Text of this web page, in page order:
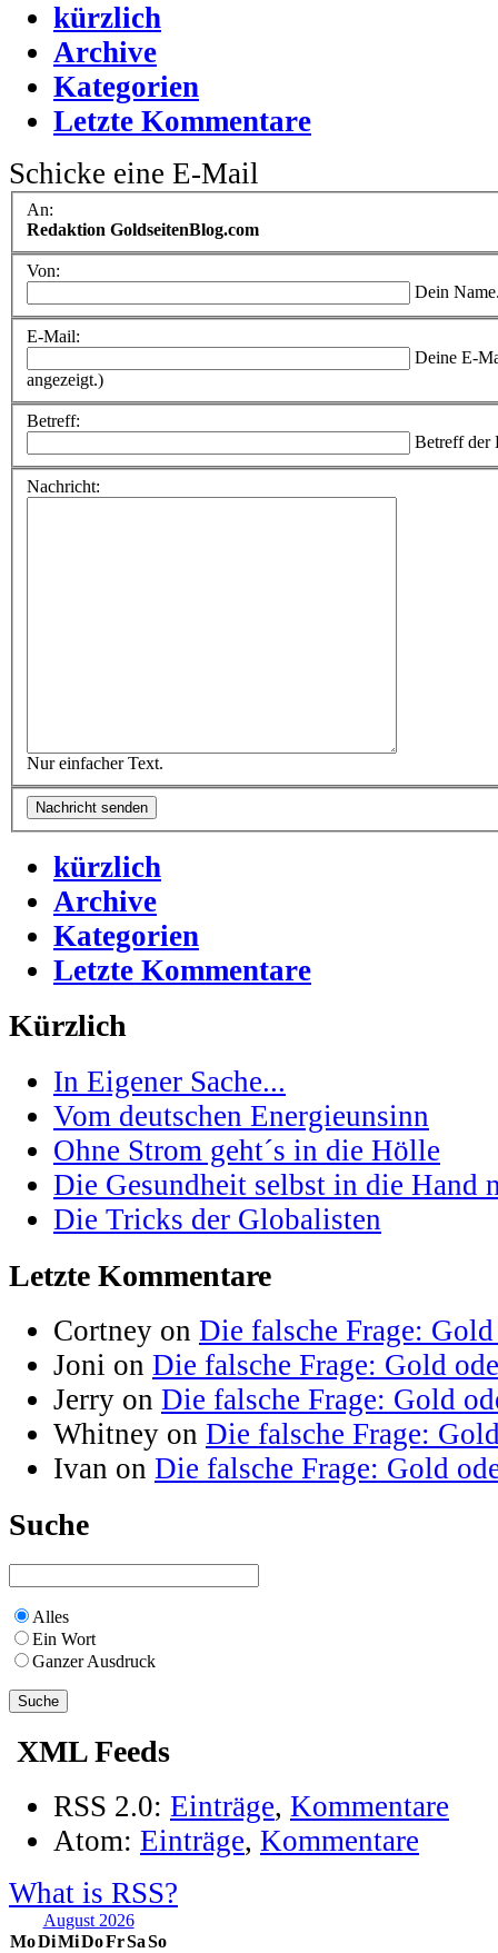
kürzlich
Archive
Kategorien
Letzte Kommentare
Schicke eine E-Mail
An:
Redaktion GoldseitenBlog.com
Von:
Dein
E-Mail:
Deine E-
angezeigt.)
Betreff:
Betreff der
Nachricht:
Nur einfacher Text.
kürzlich
Archive
Kategorien
Letzte Kommentare
Kürzlich
In Eigener Sache...
Vom deutschen Energieunsinn
Ohne Strom geht´s in die Hölle
Die Gesundheit selbst in die Hand
Die Tricks der Globalisten
Letzte Kommentare
Cortney on Die falsche Frage:
Joni on Die falsche Frage: Gold
Jerry on Die falsche Frage: Gold
Whitney on Die falsche Frage:
Ivan on Die falsche Frage: Gold
Suche
Alles
Ein Wort
Ganzer Ausdruck
XML Feeds
RSS 2.0: Einträge, Kommentare
Atom: Einträge, Kommentare
What is RSS?
August 2026
MoDiMiDoFrSaSo